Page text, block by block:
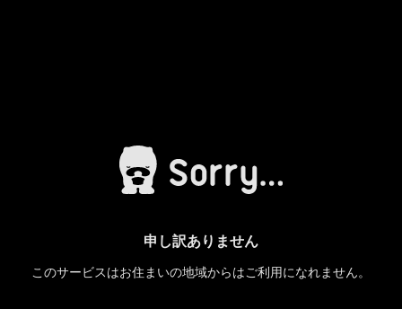
申し訳ありません
このサービスはお住まいの地域からはご利用になれません。